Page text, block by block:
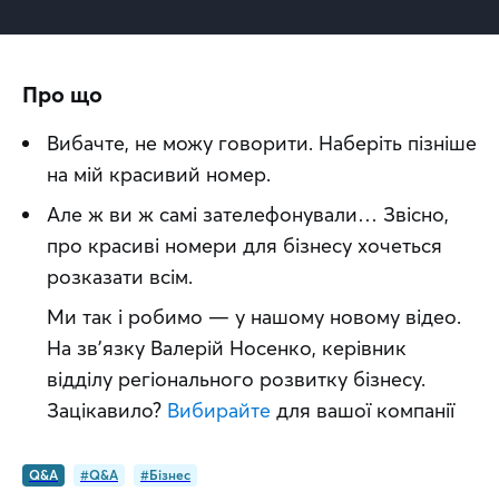
Про що
Вибачте, не можу говорити. Наберіть пізніше
на мій красивий номер.
Але ж ви ж самі зателефонували… Звісно,
про красиві номери для бізнесу хочеться
розказати всім.
Ми так і робимо — у нашому новому відео.
На звʼязку Валерій Носенко, керівник
відділу регіонального розвитку бізнесу.
Зацікавило? Вибирайте для вашої компанії
Q&A #Q&A #Бізнес